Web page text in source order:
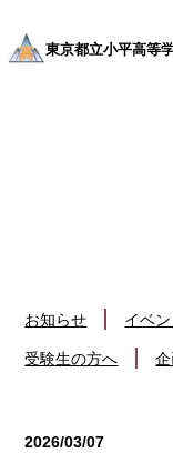
東京都立小平高等
お知らせ イベン
受験生の方へ
2026/03/07